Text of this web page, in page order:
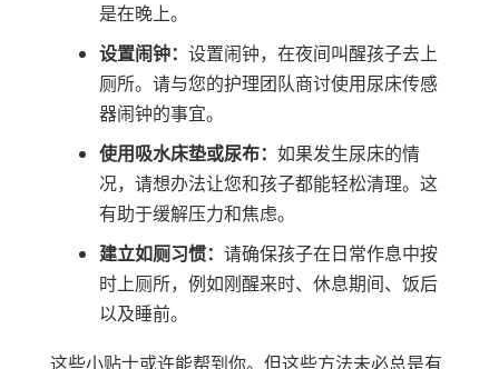
是在晚上。
设置闹钟： 设置闹钟，在夜间叫醒孩子去上
厕所。请与您的护理团队商讨使用尿床传感
器闹钟的事宜。
使用吸水床垫或尿布： 如果发生尿床的情
况，请想办法让您和孩子都能轻松清理。这
有助于缓解压力和焦虑。
建立如厕习惯： 请确保孩子在日常作息中按
时上厕所，例如刚醒来时、休息期间、饭后
以及睡前。
这些小贴士或许能帮到你。但这些方法未必总是有